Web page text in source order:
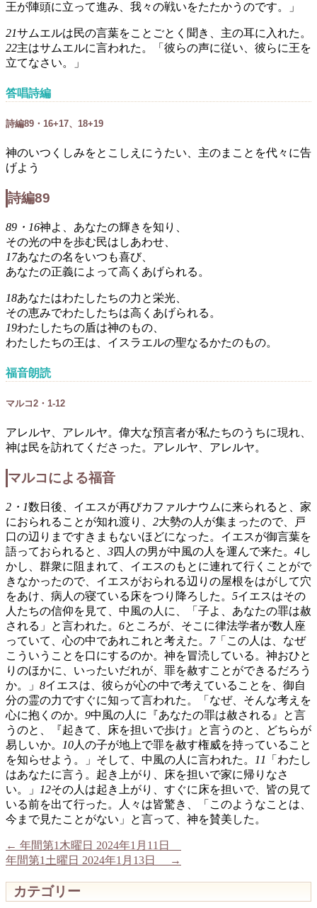
王が陣頭に立って進み、我々の戦いをたたかうのです。」
21サムエルは民の言葉をことごとく聞き、主の耳に入れた。
22主はサムエルに言われた。「彼らの声に従い、彼らに王を
立てなさい。」
答唱詩編
詩編89・16+17、18+19
神のいつくしみをとこしえにうたい、主のまことを代々に告
げよう
詩編89
89・16神よ、あなたの輝きを知り、
その光の中を歩む民はしあわせ、
17あなたの名をいつも喜び、
あなたの正義によって高くあげられる。
18あなたはわたしたちの力と栄光、
その恵みでわたしたちは高くあげられる。
19わたしたちの盾は神のもの、
わたしたちの王は、イスラエルの聖なるかたのもの。
福音朗読
マルコ2・1-12
アレルヤ、アレルヤ。偉大な預言者が私たちのうちに現れ、
神は民を訪れてくださった。アレルヤ、アレルヤ。
マルコによる福音
2・1数日後、イエスが再びカファルナウムに来られると、家
におられることが知れ渡り、 2大勢の人が集まったので、戸
口の辺りまですきまもないほどになった。イエスが御言葉を
語っておられると、 3四人の男が中風の人を運んで来た。 4し
かし、群衆に阻まれて、イエスのもとに連れて行くことがで
きなかったので、イエスがおられる辺りの屋根をはがして穴
をあけ、病人の寝ている床をつり降ろした。 5イエスはその
人たちの信仰を見て、中風の人に、「子よ、あなたの罪は赦
される」と言われた。 6ところが、そこに律法学者が数人座
っていて、心の中であれこれと考えた。 7「この人は、なぜ
こういうことを口にするのか。神を冒涜している。神おひと
りのほかに、いったいだれが、罪を赦すことができるだろう
か。」 8イエスは、彼らが心の中で考えていることを、御自
分の霊の力ですぐに知って言われた。「なぜ、そんな考えを
心に抱くのか。 9中風の人に『あなたの罪は赦される』と言
うのと、『起きて、床を担いで歩け』と言うのと、どちらが
易しいか。 10人の子が地上で罪を赦す権威を持っていること
を知らせよう。」そして、中風の人に言われた。 11 「わたし
はあなたに言う。起き上がり、床を担いで家に帰りなさ
い。」 12その人は起き上がり、すぐに床を担いで、皆の見て
いる前を出て行った。人々は皆驚き、「このようなことは、
今まで見たことがない」と言って、神を賛美した。
← 年間第1木曜日 2024年1月11日
年間第1土曜日 2024年1月13日
→
カテゴリー